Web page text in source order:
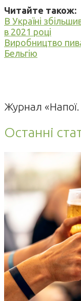
Читайте також:
В Україні
в 2021 році
Виробництво
Бельгію
Журнал «Напої.
Останні